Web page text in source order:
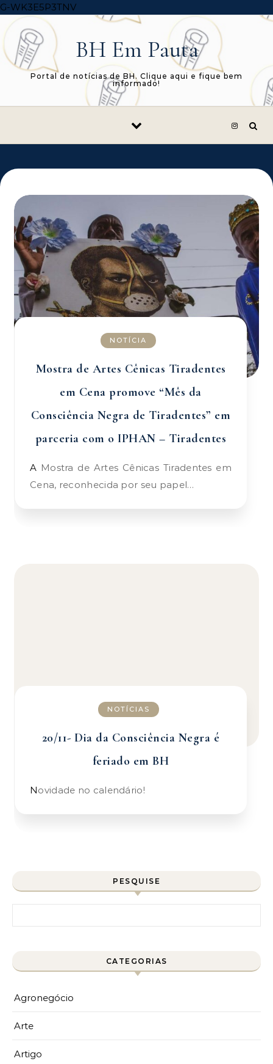
G-WK3E5P3TNVSkip to content
BH Em Pauta
Portal de notícias de BH. Clique aqui e fique bem
informado!
NOTÍCIA
Mostra de Artes Cênicas Tiradentes
em Cena promove “Mês da
Consciência Negra de Tiradentes” em
parceria com o IPHAN – Tiradentes
A Mostra de Artes Cênicas Tiradentes em
Cena, reconhecida por seu papel…
NOTÍCIAS
20/11- Dia da Consciência Negra é
feriado em BH
Novidade no calendário!
PESQUISE
CATEGORIAS
Agronegócio
Arte
Artigo